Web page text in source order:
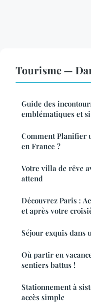
Tourisme —
Guide des
emblématiques et
Comment Planifier
en France ?
Votre villa de rêve
attend
Découvrez Paris :
et après votre
Séjour exquis dans
Où partir en
sentiers battus !
Stationnement à
accès simple